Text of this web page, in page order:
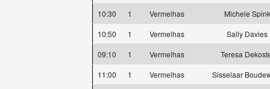
10:30
1 Vermelhas
Michele Spink
10:50
1 Vermelhas
Sally Davies
09:10
1 Vermelhas
Teresa
11:00
1 Vermelhas
Sisselaar